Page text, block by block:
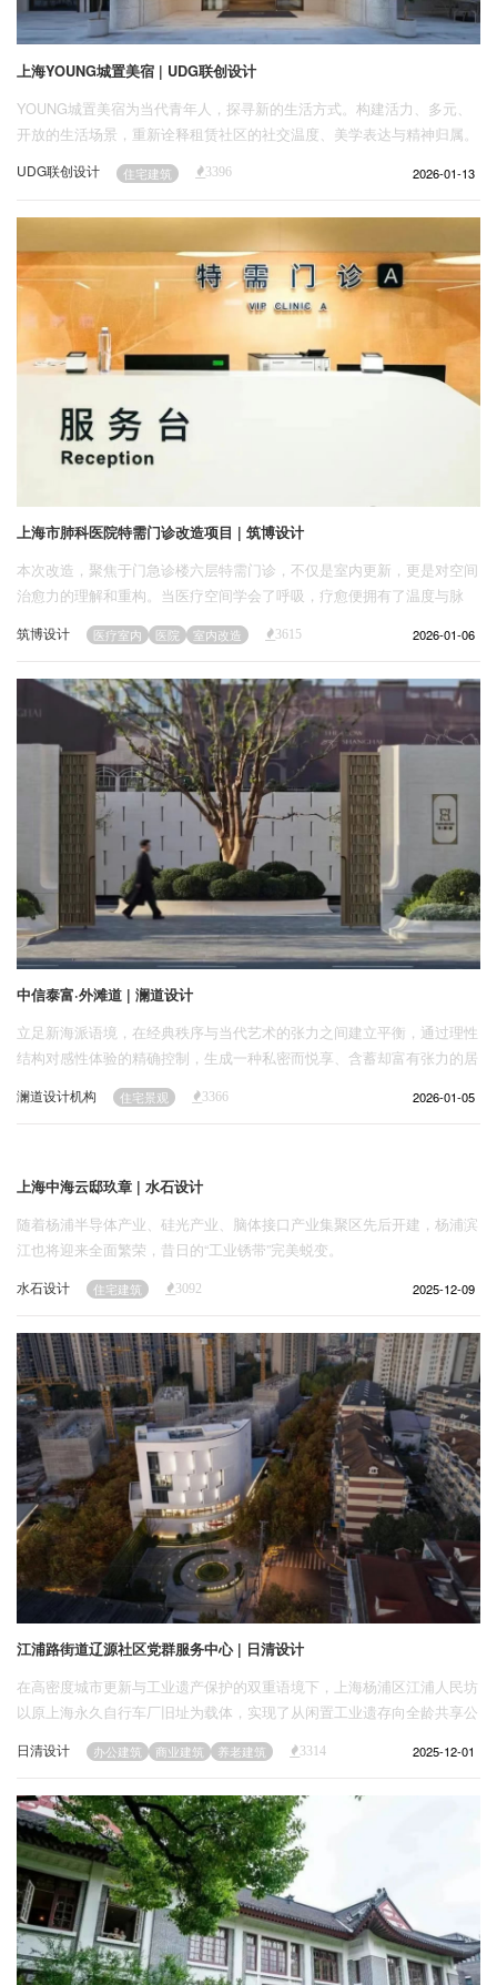
上海YOUNG城置美宿 | UDG联创设计
YOUNG城置美宿为当代青年人，探寻新的生活方式。构建活力、多元、
开放的生活场景，重新诠释租赁社区的社交温度、美学表达与精神归属。
UDG联创设计 住宅建筑 3396 2026-01-13
上海市肺科医院特需门诊改造项目 | 筑博设计
本次改造，聚焦于门急诊楼六层特需门诊，不仅是室内更新，更是对空间
治愈力的理解和重构。当医疗空间学会了呼吸，疗愈便拥有了温度与脉
筑博设计 医疗室内 医院 室内改造 3615 2026-01-06
中信泰富·外滩道 | 澜道设计
立足新海派语境，在经典秩序与当代艺术的张力之间建立平衡，通过理性
结构对感性体验的精确控制，生成一种私密而悦享、含蓄却富有张力的居
澜道设计机构 住宅景观 3366 2026-01-05
上海中海云邸玖章 | 水石设计
随着杨浦半导体产业、硅光产业、脑体接口产业集聚区先后开建，杨浦滨
江也将迎来全面繁荣，昔日的“工业锈带”完美蜕变。
水石设计 住宅建筑 3092 2025-12-09
江浦路街道辽源社区党群服务中心 | 日清设计
在高密度城市更新与工业遗产保护的双重语境下，上海杨浦区江浦人民坊
以原上海永久自行车厂旧址为载体，实现了从闲置工业遗存向全龄共享公
共空间的转型。
日清设计 办公建筑 商业建筑 养老建筑 3314 2025-12-01